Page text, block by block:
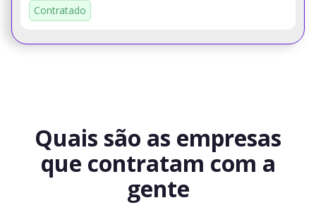
Contratado
Quais são as empresas
que contratam com a
gente